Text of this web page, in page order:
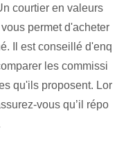
courtier en valeurs
permet d'acheter
Il est conseillé d'enq
les commissi
qu'ils proposent. Lor
vous qu’il répo